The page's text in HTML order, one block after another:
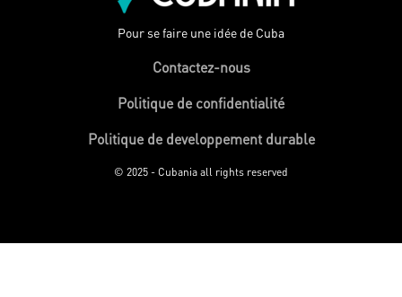
Pour se faire une idée de Cuba
Contactez-nous
Politique de confidentialité
Politique de developpement durable
© 2025 - Cubania all rights reserved